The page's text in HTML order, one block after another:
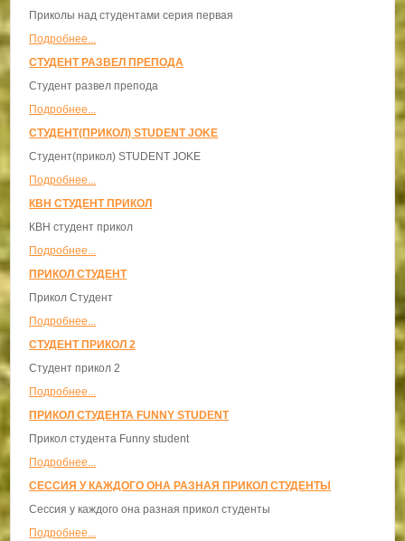
Приколы над студентами серия первая
Подробнее...
СТУДЕНТ РАЗВЕЛ ПРЕПОДА
Студент развел препода
Подробнее...
СТУДЕНТ(ПРИКОЛ) STUDENT JOKE
Студент(прикол) STUDENT JOKE
Подробнее...
КВН СТУДЕНТ ПРИКОЛ
КВН студент прикол
Подробнее...
ПРИКОЛ СТУДЕНТ
Прикол Студент
Подробнее...
СТУДЕНТ ПРИКОЛ 2
Студент прикол 2
Подробнее...
ПРИКОЛ СТУДЕНТА FUNNY STUDENT
Прикол студента Funny student
Подробнее...
СЕССИЯ У КАЖДОГО ОНА РАЗНАЯ ПРИКОЛ СТУДЕНТЫ
Сессия у каждого она разная прикол студенты
Подробнее...